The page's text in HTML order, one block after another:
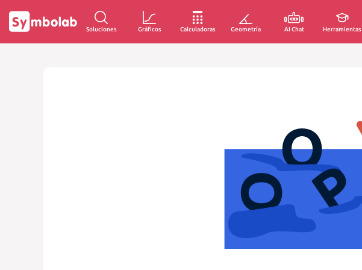
Soluciones Gráficos Calculadoras Geometría AI Chat Herramientas